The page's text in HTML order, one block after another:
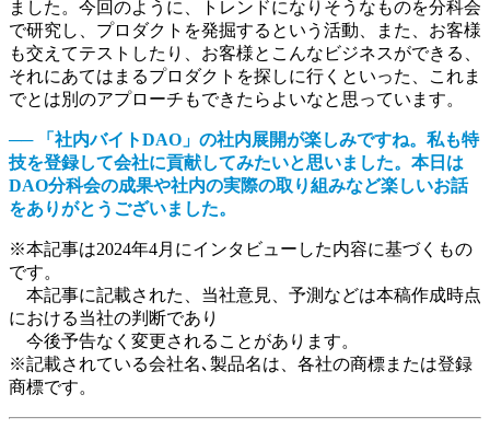
ました。今回のように、トレンドになりそうなものを分科会
で研究し、プロダクトを発掘するという活動、また、お客様
も交えてテストしたり、お客様とこんなビジネスができる、
それにあてはまるプロダクトを探しに行くといった、これま
でとは別のアプローチもできたらよいなと思っています。
── 「社内バイトDAO」の社内展開が楽しみですね。私も特
技を登録して会社に貢献してみたいと思いました。本日は
DAO分科会の成果や社内の実際の取り組みなど楽しいお話
をありがとうございました。
※本記事は2024年4月にインタビューした内容に基づくもの
です。
本記事に記載された、当社意見、予測などは本稿作成時点
における当社の判断であり
今後予告なく変更されることがあります。
※記載されている会社名､製品名は、各社の商標または登録
商標です。